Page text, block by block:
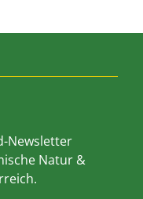
Newsletter
Natur &